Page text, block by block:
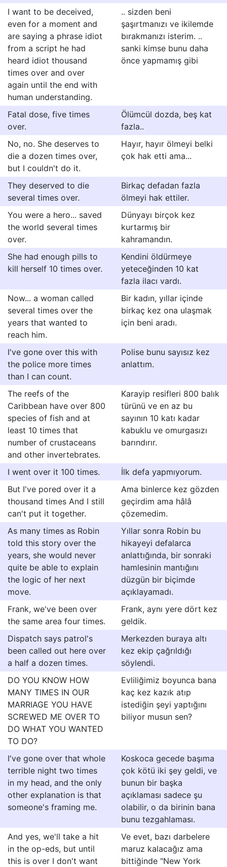
I want to be deceived,
even for a moment and
are saying a phrase idiot
from a script he had
heard idiot thousand
times over and over
again until the end with
human understanding.
.. sizden beni
şaşırtmanızı ve ikilemde
bırakmanızı isterim. ..
sanki kimse bunu daha
önce yapmamış gibi
Fatal dose, five times
over.
Ölümcül dozda, beş kat
fazla..
No, no. She deserves to
die a dozen times over,
but I couldn't do it.
Hayır, hayır ölmeyi belki
çok hak etti ama...
They deserved to die
several times over.
Birkaç defadan fazla
ölmeyi hak ettiler.
You were a hero... saved
the world several times
over.
Dünyayı birçok kez
kurtarmış bir
kahramandın.
She had enough pills to
kill herself 10 times over.
Kendini öldürmeye
yeteceğinden 10 kat
fazla ilacı vardı.
Now... a woman called
several times over the
years that wanted to
reach him.
Bir kadın, yıllar içinde
birkaç kez ona ulaşmak
için beni aradı.
I've gone over this with
the police more times
than I can count.
Polise bunu sayısız kez
anlattım.
The reefs of the
Caribbean have over 800
species of fish and at
least 10 times that
number of crustaceans
and other invertebrates.
Karayip resifleri 800 balık
türünü ve en az bu
sayının 10 katı kadar
kabuklu ve omurgasızı
barındırır.
I went over it 100 times.
İlk defa yapmıyorum.
But I've pored over it a
thousand times And I still
can't put it together.
Ama binlerce kez gözden
geçirdim ama hâlâ
çözemedim.
As many times as Robin
told this story over the
years, she would never
quite be able to explain
the logic of her next
move.
Yıllar sonra Robin bu
hikayeyi defalarca
anlattığında, bir sonraki
hamlesinin mantığını
düzgün bir biçimde
açıklayamadı.
Frank, we've been over
the same area four times.
Frank, aynı yere dört kez
geldik.
Dispatch says patrol's
been called out here over
a half a dozen times.
Merkezden buraya altı
kez ekip çağrıldığı
söylendi.
DO YOU KNOW HOW
MANY TIMES IN OUR
MARRIAGE YOU HAVE
SCREWED ME OVER TO
DO WHAT YOU WANTED
TO DO?
Evliliğimiz boyunca bana
kaç kez kazık atıp
istediğin şeyi yaptığını
biliyor musun sen?
I've gone over that whole
terrible night two times
in my head, and the only
other explanation is that
someone's framing me.
Koskoca gecede başıma
çok kötü iki şey geldi, ve
bunun bir başka
açıklaması sadece şu
olabilir, o da birinin bana
bunu tezgahlaması.
And yes, we'll take a hit
in the op-eds, but until
this is over I don't want
Ve evet, bazı darbelere
maruz kalacağız ama
bittiğinde "New York